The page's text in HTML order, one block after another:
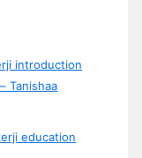
introduction
– Tanishaa
education